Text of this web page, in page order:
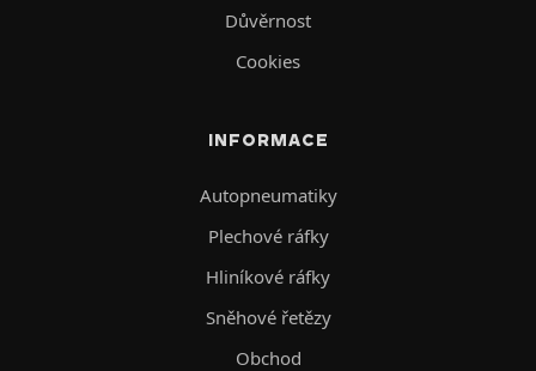
Důvěrnost
Cookies
INFORMACE
Autopneumatiky
Plechové ráfky
Hliníkové ráfky
Sněhové řetězy
Obchod